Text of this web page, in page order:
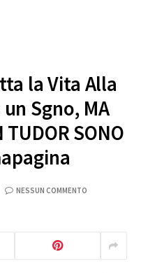
la Vita Alla
Sgno, MA
TUDOR SONO
NESSUN COMMENTO